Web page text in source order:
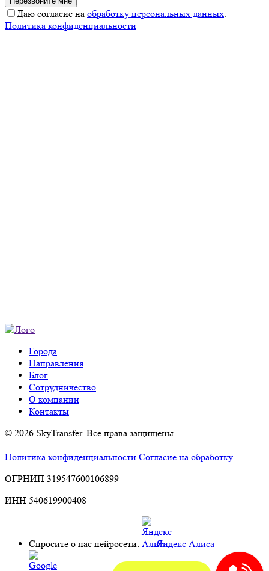
Даю согласие на обработку персональных данных.
Политика конфиденциальности
Города
Направления
Блог
Сотрудничество
О компании
Контакты
© 2026 SkyTransfer. Все права защищены
Политика конфиденциальности Согласие на обработку
ОГРНИП 319547600106899
ИНН 540619900408
Спросите о нас нейросети: Яндекс Алиса